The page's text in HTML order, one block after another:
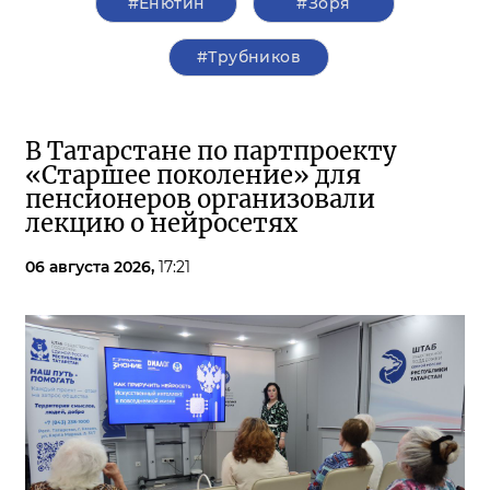
#Трубников
В Татарстане по партпроекту
«Старшее поколение» для
пенсионеров организовали
лекцию о нейросетях
06 августа 2026, 17:21